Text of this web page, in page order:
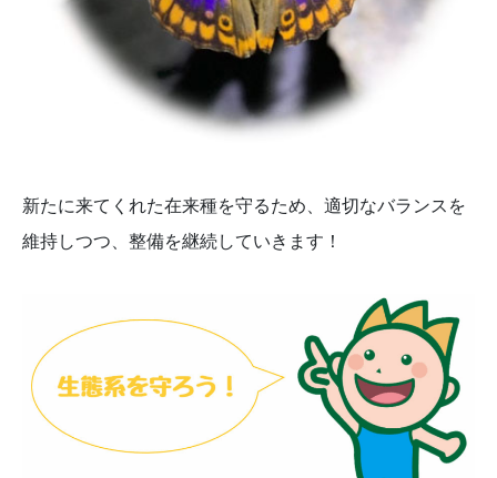
新たに来てくれた在来種を守るため、適切なバランスを
維持しつつ、整備を継続していきます！